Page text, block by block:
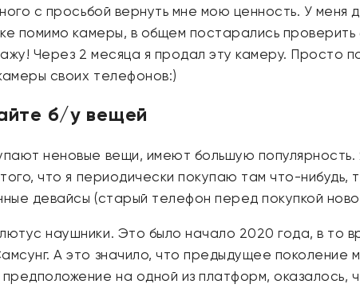
с просьбой вернуть мне мою ценность. У меня
помимо камеры, в общем постарались проверить
Через 2 месяца я продал эту камеру. Просто
своих телефонов:)
б/у вещей
неновые вещи, имеют большую популярность.
что я периодически покупаю там что-
девайсы (старый телефон перед покупкой
наушники. Это было начало 2020 года, в то
А это значило, что предыдущее поколение
на одной из платформ, оказалось,